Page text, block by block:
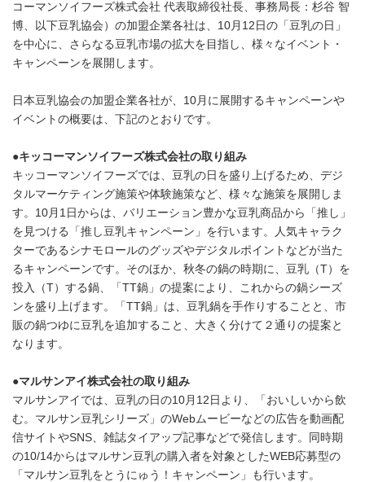
コーマンソイフーズ株式会社 代表取締役社長、事務局長：杉谷 智
博、以下豆乳協会）の加盟企業各社は、10月12日の「豆乳の日」
を中心に、さらなる豆乳市場の拡大を目指し、様々なイベント・
キャンペーンを展開します。
日本豆乳協会の加盟企業各社が、10月に展開するキャンペーンや
イベントの概要は、下記のとおりです。
●キッコーマンソイフーズ株式会社の取り組み
キッコーマンソイフーズでは、豆乳の日を盛り上げるため、デジ
タルマーケティング施策や体験施策など、様々な施策を展開しま
す。10月1日からは、バリエーション豊かな豆乳商品から「推し」
を見つける「推し豆乳キャンペーン」を行います。人気キャラク
ターであるシナモロールのグッズやデジタルポイントなどが当た
るキャンペーンです。そのほか、秋冬の鍋の時期に、豆乳（T）を
投入（T）する鍋、「TT鍋」の提案により、これからの鍋シーズ
ンを盛り上げます。「TT鍋」は、豆乳鍋を手作りすることと、市
販の鍋つゆに豆乳を追加すること、大きく分けて２通りの提案と
なります。
●マルサンアイ株式会社の取り組み
マルサンアイでは、豆乳の日の10月12日より、「おいしいから飲
む。マルサン豆乳シリーズ」のWebムービーなどの広告を動画配
信サイトやSNS、雑誌タイアップ記事などで発信します。同時期
の10/14からはマルサン豆乳の購入者を対象としたWEB応募型の
「マルサン豆乳をとうにゅう！キャンペーン」も行います。